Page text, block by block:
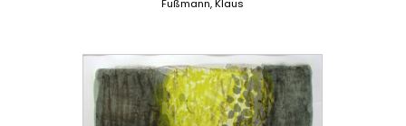
Fußmann, Klaus